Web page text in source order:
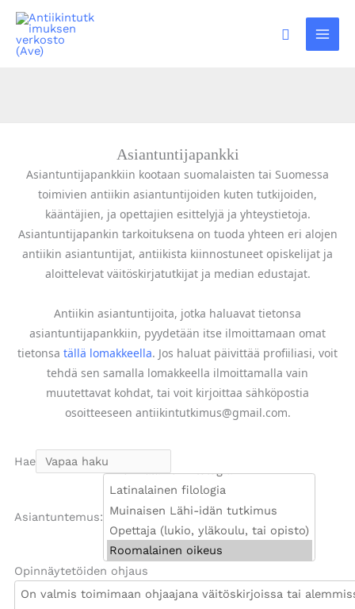
Siirry
sisältöön
Hae
Asiantuntijapankki
Asiantuntijapankkiin kootaan suomalaisten tai Suomessa
toimivien antiikin asiantuntijoiden kuten tutkijoiden,
kääntäjien, ja opettajien esittelyjä ja yhteystietoja.
Asiantuntijapankin tarkoituksena on tuoda yhteen eri alojen
antiikin asiantuntijat, antiikista kiinnostuneet opiskelijat ja
aloittelevat väitöskirjatutkijat ja median edustajat.
Antiikin asiantuntijoita, jotka haluavat tietonsa
asiantuntijapankkiin, pyydetään itse ilmoittamaan omat
tietonsa tällä lomakkeella. Jos haluat päivittää profiiliasi, voit
tehdä sen samalla lomakkeella ilmoittamalla vain
muutettavat kohdat, tai voit kirjoittaa sähköpostia
osoitteeseen antiikintutkimus@gmail.com.
Hae
Asiantuntemus:
Opinnäytetöiden ohjaus